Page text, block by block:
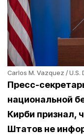
Carlos M. Vazquez / U.S.
Пресс-
национальной
Кирби признал,
Штатов не